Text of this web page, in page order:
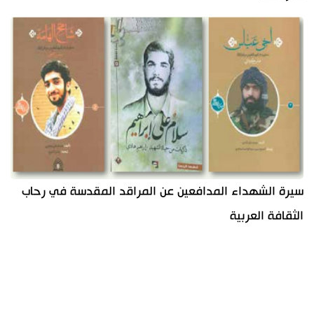
سيرة الشهداء المدافعين عن المراقد المقدسة في رحاب
الثقافة العربية